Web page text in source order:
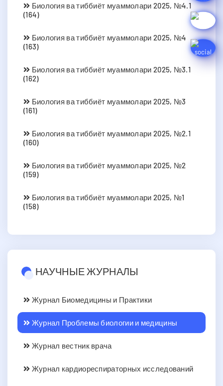
Биология ва тиббиёт муаммолари 2025, №4.1
(164)
Биология ва тиббиёт муаммолари 2025, №4
(163)
Биология ва тиббиёт муаммолари 2025, №3.1
(162)
Биология ва тиббиёт муаммолари 2025, №3
(161)
Биология ва тиббиёт муаммолари 2025, №2.1
(160)
Биология ва тиббиёт муаммолари 2025, №2
(159)
Биология ва тиббиёт муаммолари 2025, №1
(158)
НАУЧНЫЕ ЖУРНАЛЫ
Журнал Биомедицины и Практики
Журнал Проблемы биологии и медицины
Журнал вестник врача
Журнал кардиореспираторных исследований